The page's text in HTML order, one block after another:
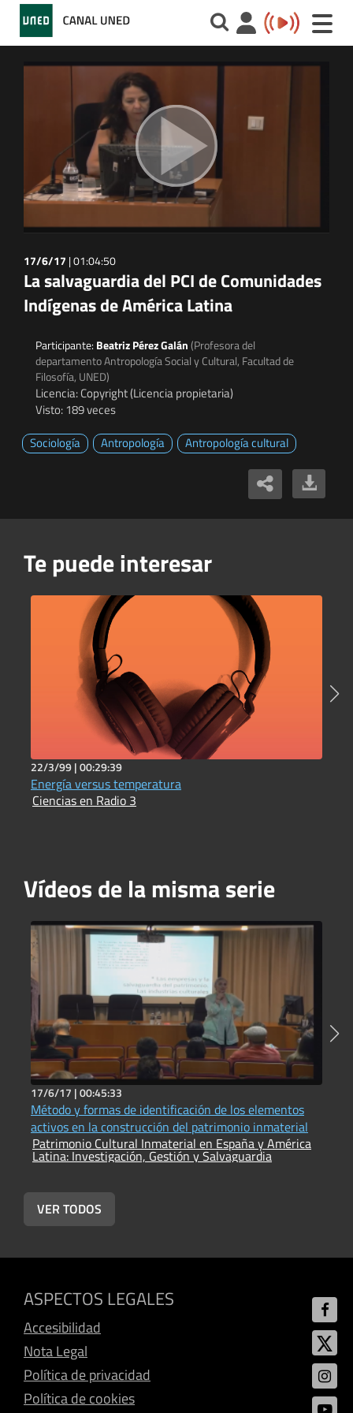
Toggle
17/6/17 |01:04:50
La salvaguardia del PCI de Comunidades
Indígenas de América Latina
Participante: Beatriz Pérez Galán(Profesora del
departamento Antropología Social y Cultural, Facultad de
Filosofía, UNED)
Licencia: Copyright (Licencia propietaria)
Visto: 189 veces
Sociología
Antropología Antropología cultural
Te puede interesar
22/3/99 |00:29:39
Energía versus temperatura
Ciencias en Radio 3
Vídeos de la misma serie
17/6/17 |00:45:33
Método y formas de identificación de los elementos
activos en la construcción del patrimonio inmaterial
Patrimonio Cultural Inmaterial en España y América
Latina: Investigación, Gestión y Salvaguardia
VER TODOS
ASPECTOS LEGALES
Accesibilidad
Nota Legal
Política de privacidad
Política de cookies